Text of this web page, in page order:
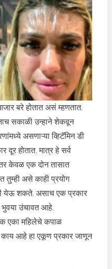
बरे होतात असं म्हणतात.
सकाळी उन्हाने शेकवून
असणाऱ्या व्हिटॅमिन डी
दूर होतात. मात्र हे सर्व
केवळ एक दोन तासात
तुम्ही असे काही प्रयोग
येऊ शकते. असाच एक प्रकार
भुवया उंचावत आहे.
एका महिलेचे कपाळ
आहे हा एकूण प्रकार जाणून